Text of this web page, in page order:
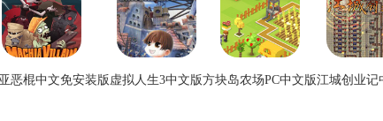
恶棍中文免安装版虚拟人生3中文版方块岛农场PC中文版江城创业记